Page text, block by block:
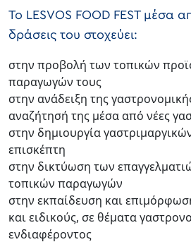
To LESVOS FOOD FEST μέσα
δράσεις του στοχεύει:
στην προβολή των τοπικών
παραγωγών τους
στην ανάδειξη της
αναζήτησή της μέσα από νέες
στην δημιουργία
επισκέπτη
στην δικτύωση των
τοπικών παραγωγών
στην εκπαίδευση και
και ειδικούς, σε θέματα
ενδιαφέροντος